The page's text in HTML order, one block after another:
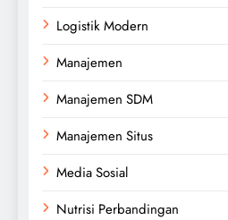
Logistik Modern
Manajemen
Manajemen SDM
Manajemen Situs
Media Sosial
Nutrisi Perbandingan